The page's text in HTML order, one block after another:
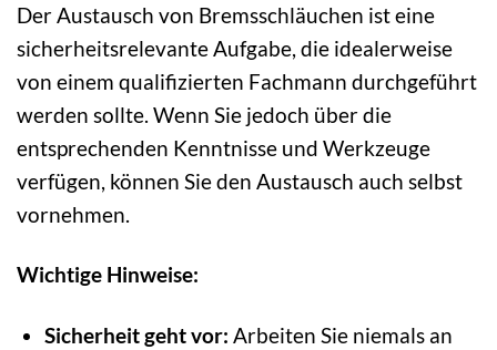
Der Austausch von Bremsschläuchen ist eine
sicherheitsrelevante Aufgabe, die idealerweise
von einem qualifizierten Fachmann durchgeführt
werden sollte. Wenn Sie jedoch über die
entsprechenden Kenntnisse und Werkzeuge
verfügen, können Sie den Austausch auch selbst
vornehmen.
Wichtige Hinweise:
Sicherheit geht vor: Arbeiten Sie niemals an